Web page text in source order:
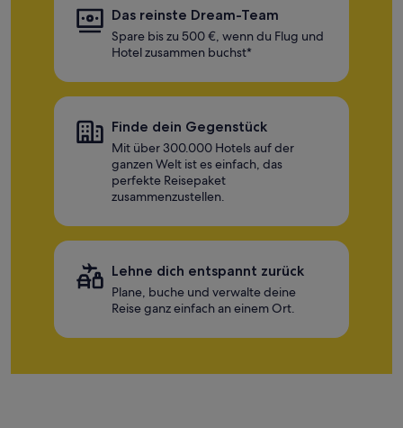
Das reinste Dream-Team
Spare bis zu 500 €, wenn du Flug und
Hotel zusammen buchst*
Finde dein Gegenstück
Mit über 300.000 Hotels auf der
ganzen Welt ist es einfach, das
perfekte Reisepaket
zusammenzustellen.
Lehne dich entspannt zurück
Plane, buche und verwalte deine
Reise ganz einfach an einem Ort.